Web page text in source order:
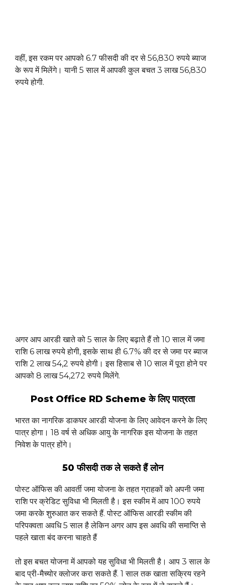
वहीं, इस रकम पर आपको 6.7 फीसदी की दर से 56,830 रुपये ब्याज
के रूप में मिलेंगे। यानी 5 साल में आपकी कुल बचत 3 लाख 56,830
रुपये होगी.
अगर आप आरडी खाते को 5 साल के लिए बढ़ाते हैं तो 10 साल में जमा
राशि 6 ​​लाख रुपये होगी, इसके साथ ही 6.7% की दर से जमा पर ब्याज
राशि 2 लाख 54,2 रुपये होगी। इस हिसाब से 10 साल में पूरा होने पर
आपको 8 लाख 54,272 रुपये मिलेंगे.
Post Office RD Scheme के लिए पात्रता
भारत का नागरिक डाकघर आरडी योजना के लिए आवेदन करने के लिए
पात्र होगा। 18 वर्ष से अधिक आयु के नागरिक इस योजना के तहत
निवेश के पात्र होंगे।
50 फीसदी तक ले सकते हैं लोन
पोस्ट ऑफिस की आवर्ती जमा योजना के तहत ग्राहकों को अपनी जमा
राशि पर क्रेडिट सुविधा भी मिलती है। इस स्कीम में आप 100 रुपये
जमा करके शुरुआत कर सकते हैं. पोस्ट ऑफिस आरडी स्कीम की
परिपक्वता अवधि 5 साल है लेकिन अगर आप इस अवधि की समाप्ति से
पहले खाता बंद करना चाहते हैं
तो इस बचत योजना में आपको यह सुविधा भी मिलती है। आप 3 साल के
बाद प्री-मैच्योर क्लोजर करा सकते हैं. 1 साल तक खाता सक्रिय रहने